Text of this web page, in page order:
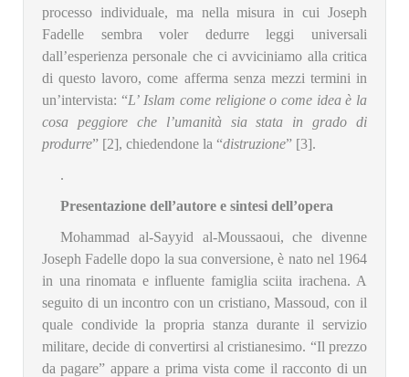
processo individuale, ma nella misura in cui Joseph
Fadelle sembra voler dedurre leggi universali
dall’esperienza personale che ci avviciniamo alla critica
di questo lavoro, come afferma senza mezzi termini in
un’intervista: “L’ Islam come religione o come idea è la
cosa peggiore che l’umanità sia stata in grado di
produrre” [2], chiedendone la “distruzione” [3].
.
Presentazione dell’autore e sintesi dell’opera
Mohammad al-Sayyid al-Moussaoui, che divenne
Joseph Fadelle dopo la sua conversione, è nato nel 1964
in una rinomata e influente famiglia sciita irachena. A
seguito di un incontro con un cristiano, Massoud, con il
quale condivide la propria stanza durante il servizio
militare, decide di convertirsi al cristianesimo. “Il prezzo
da pagare” appare a prima vista come il racconto di un